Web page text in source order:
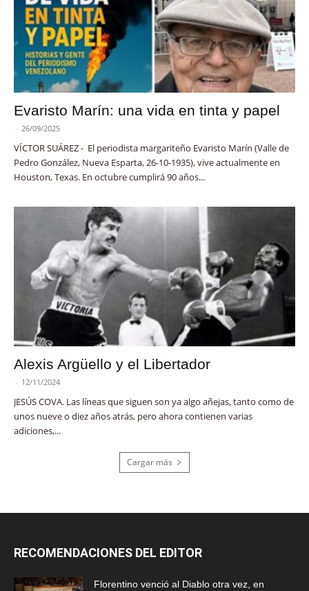
Evaristo Marín: una vida en tinta y papel
- 26/09/2025
VÍCTOR SUÁREZ - El periodista margariteño Evaristo Marín (Valle de
Pedro González, Nueva Esparta, 26-10-1935), vive actualmente en
Houston, Texas. En octubre cumplirá 90 años...
Alexis Argüello y el Libertador
- 12/11/2024
JESÚS COVA. Las líneas que siguen son ya algo añejas, tanto como de
unos nueve o diez años atrás, pero ahora contienen varias
adiciones,...
Cargar más
RECOMENDACIONES DEL EDITOR
Florentino venció al Diablo otra vez, en